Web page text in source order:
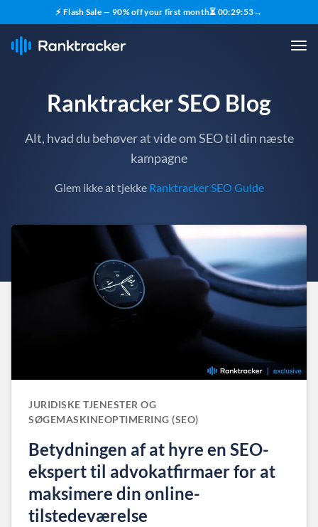
⚡ Flash Sale — 90% off your first month⏳ 00:29:52→
Ranktracker SEO Blog
Alt, hvad du behøver at vide om SEO til din næste
kampagne
Glem ikke at tjekke Ranktracker SEO Guide
JURIDISKE TJENESTER OG
SØGEMASKINEOPTIMERING (SEO)
Betydningen af at hyre en SEO-
ekspert til advokatfirmaer for at
maksimere din online-
tilstedeværelse